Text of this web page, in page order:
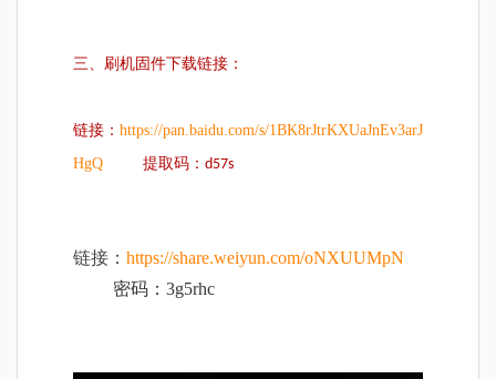
三、刷机固件下载链接：
链接： https://pan.baidu.com/s/1BK8rJtrKXUaJnEv3arJ
HgQ 提取码：d57s
链接： https://share.weiyun.com/oNXUUMpN
密码：3g5rhc